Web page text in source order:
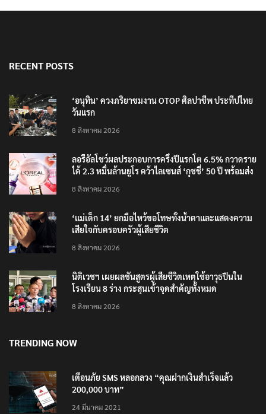
RECENT POSTS
‘อนุทิน’ ควงภริยาชมงาน OTOP ศิลปาชีพ ประทีปไทย
วันแรก
8 สิงหาคม 2026
ลอรีอัลโชว์ผลประกอบการครึ่งปีแรกโต 6.5% กวาดราย
ได้ 2.3 หมื่นล้านยูโร คว้าไลเซนส์ ‘กุชชี่’ 50 ปี พร้อมส่ง
8 สิงหาคม 2026
‘แม่เด็ก 14’ ยกมือไหว้ขอโทษทั้งน้ำตาและแสดงความ
เสียใจกับครอบครัวผู้เสียชีวิต
8 สิงหาคม 2026
นิติเวชฯ เผยผลชันสูตรผู้เสียชีวิตเหตุใช้อาวุธปืนใน
โรงเรียน 8 ร่าง กระสุนเข้าจุดสำคัญทั้งหมด
8 สิงหาคม 2026
TRENDING NOW
เตือนภัย SMS หลอกลวง “คุณฝากเงินสำเร็จแล้ว
200,000 บาท”
24 มีนาคม 2021